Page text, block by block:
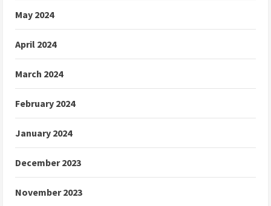
May 2024
April 2024
March 2024
February 2024
January 2024
December 2023
November 2023